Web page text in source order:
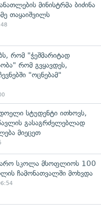
მინისტრმა ბიძინა
თაყაიშვილს
რომ "ჭეშმარიტად
რომ გვყავდეს,
"ოცნებამ"
სტუდენტი ითხოვს,
გასაგრძელებლად
მიეცეთ
სკოლა მსოფლიოს 100
ჩამონათვალში მოხვდა